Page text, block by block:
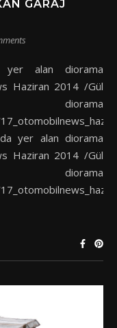
GARAJ
Haziran 2014 /Gül
yer alan diorama
Haziran 2014 /Gül